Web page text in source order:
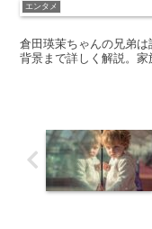
エンタメ
倉田瑛茉ちゃんの兄弟
背景まで詳しく解説。家